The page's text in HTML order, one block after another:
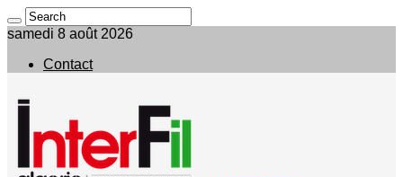
samedi 8 août 2026
Contact